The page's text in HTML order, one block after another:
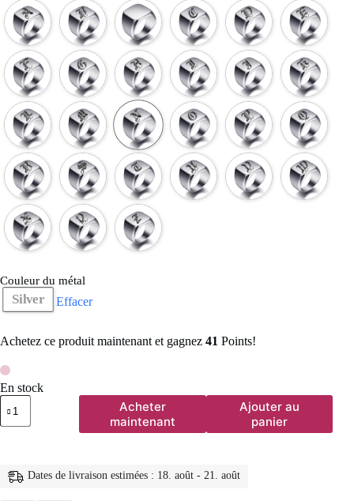
Couleur du métal
Silver Effacer
Achetez ce produit maintenant et gagnez 41 Points!
En stock
quantité
de
Bagues
graver
initiale
Acheter
maintenant
Ajouter au
panier
Dates de livraison estimées : 18. août - 21. août